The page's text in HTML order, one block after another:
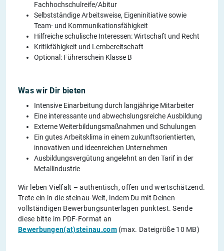
Fachhochschulreife/Abitur
Selbstständige Arbeitsweise, Eigeninitiative sowie
Team- und Kommunikationsfähigkeit
Hilfreiche schulische Interessen: Wirtschaft und Recht
Kritikfähigkeit und Lernbereitschaft
Optional: Führerschein Klasse B
Was wir Dir bieten
Intensive Einarbeitung durch langjährige Mitarbeiter
Eine interessante und abwechslungsreiche Ausbildung
Externe Weiterbildungsmaßnahmen und Schulungen
Ein gutes Arbeitsklima in einem zukunftsorientierten,
innovativen und ideenreichen Unternehmen
Ausbildungsvergütung angelehnt an den Tarif in der
Metallindustrie
Wir leben Vielfalt – authentisch, offen und wertschätzend.
Trete ein in die steinau-Welt, indem Du mit Deinen
vollständigen Bewerbungsunterlagen punktest. Sende
diese bitte im PDF-Format an
Bewerbungen(at)steinau.com(max. Dateigröße 10 MB)